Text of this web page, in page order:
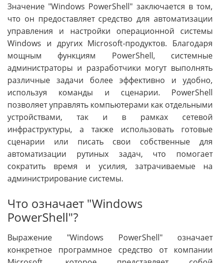
Значение "Windows PowerShell" заключается в том,
что он предоставляет средство для автоматизации
управления и настройки операционной системы
Windows и других Microsoft-продуктов. Благодаря
мощным функциям PowerShell, системные
администраторы и разработчики могут выполнять
различные задачи более эффективно и удобно,
используя команды и сценарии. PowerShell
позволяет управлять компьютерами как отдельными
устройствами, так и в рамках сетевой
инфраструктуры, а также использовать готовые
сценарии или писать свои собственные для
автоматизации рутиных задач, что помогает
сократить время и усилия, затрачиваемые на
администрирование системы.
Что означает "Windows
PowerShell"?
Выражение "Windows PowerShell" означает
конкретное программное средство от компании